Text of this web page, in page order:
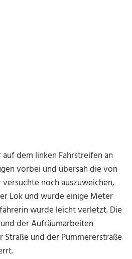
auf dem linken Fahrstreifen an
vorbei und übersah die von
noch auszuweichen,
Lok und wurde einige Meter
wurde leicht verletzt. Die
der Aufräumarbeiten
Straße und der Pummererstraße